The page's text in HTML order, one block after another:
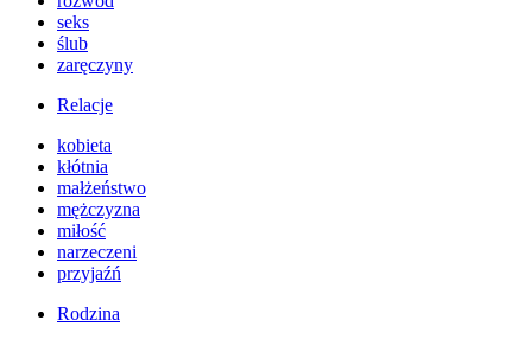
seks
ślub
zaręczyny
Relacje
kobieta
kłótnia
małżeństwo
mężczyzna
miłość
narzeczeni
przyjaźń
Rodzina